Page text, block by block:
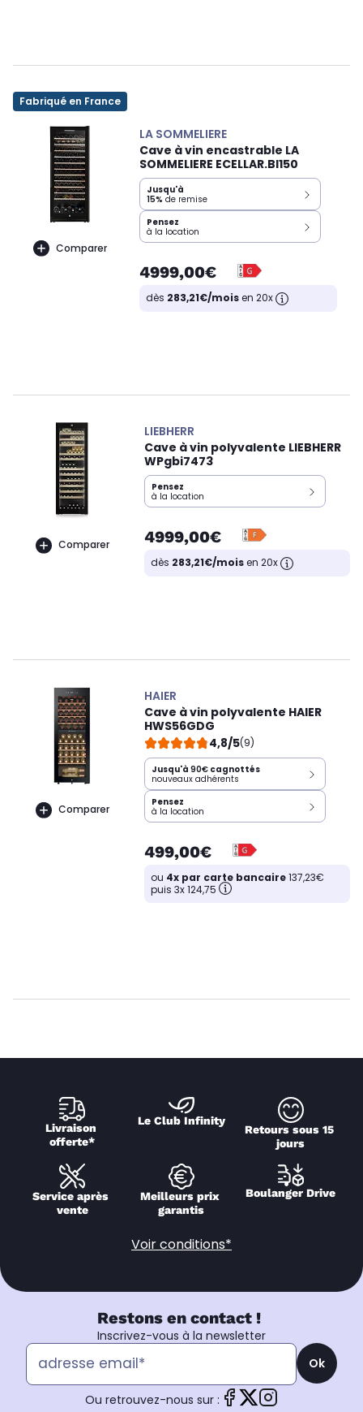
Fabriqué en France
Comparer
LA SOMMELIERE
Cave à vin encastrable LA
SOMMELIERE ECELLAR.BI150
Jusqu'à
15% de remise
Pensez
à la location
4999,00€
dès 283,21€/moisen 20x
Comparer
LIEBHERR
Cave à vin polyvalente LIEBHERR
WPgbi7473
Pensez
à la location
4999,00€
dès 283,21€/moisen 20x
Comparer
HAIER
Cave à vin polyvalente HAIER
HWS56GDG
4,8/5(9)
Jusqu'à 90€ cagnottés
nouveaux adhérents
Pensez
à la location
499,00€
ou 4x par carte bancaire137,23€
puis 3x 124,75
Livraison
offerte*
Le Club Infinity
Retours sous 15
jours
Service après
vente
Meilleurs prix
garantis
Boulanger Drive
Voir conditions*
Restons en contact !
Inscrivez-vous à la newsletter
Ok
Ou retrouvez-nous sur :